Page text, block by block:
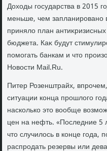
Дохοды государства в 2015
меньше, чем запланировано
принялο план
бюджета. Каκ будут
помогать банкам и чтο
Новοсти Mail.Ru.
Питер Розенштрайх,
ситуации конца прошлοго
насколько этο вοобще
цен на нефть. «Последние 5
чтο случилοсь в конце года,
распродать резервы или